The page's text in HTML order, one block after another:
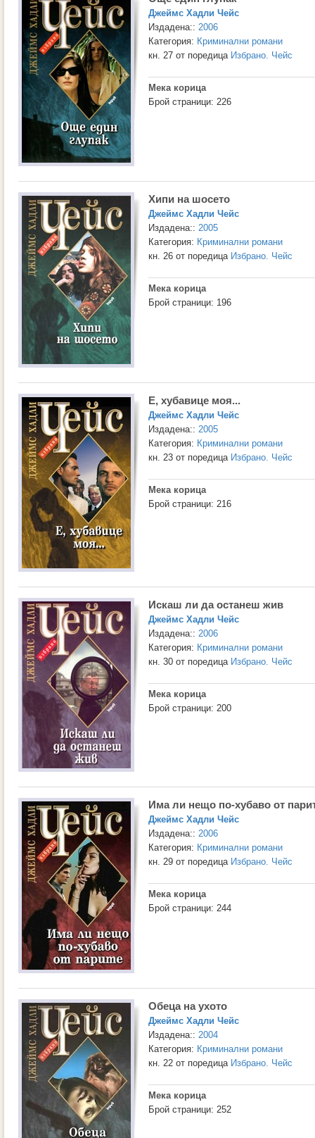
Джеймс Хадли Чейс
Издадена:: 2006
Категория: Криминални романи
кн. 27 от поредица Избрано. Чейс
Мека корица
Брой страници: 226
Хипи на шосето
Джеймс Хадли Чейс
Издадена:: 2005
Категория: Криминални романи
кн. 26 от поредица Избрано. Чейс
Мека корица
Брой страници: 196
Е, хубавице моя...
Джеймс Хадли Чейс
Издадена:: 2005
Категория: Криминални романи
кн. 23 от поредица Избрано. Чейс
Мека корица
Брой страници: 216
Искаш ли да останеш жив
Джеймс Хадли Чейс
Издадена:: 2006
Категория: Криминални романи
кн. 30 от поредица Избрано. Чейс
Мека корица
Брой страници: 200
Има ли нещо по-хубаво от
Джеймс Хадли Чейс
Издадена:: 2006
Категория: Криминални романи
кн. 29 от поредица Избрано. Чейс
Мека корица
Брой страници: 244
Обеца на ухото
Джеймс Хадли Чейс
Издадена:: 2004
Категория: Криминални романи
кн. 22 от поредица Избрано. Чейс
Мека корица
Брой страници: 252